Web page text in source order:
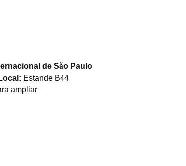
de São Paulo
Local: Estande B44
ampliar